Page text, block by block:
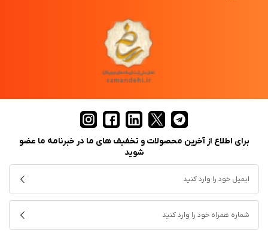
برای اطلاع از آخرین محصولات و تخفیف های ما در خبرنامه ما عضو
شوید